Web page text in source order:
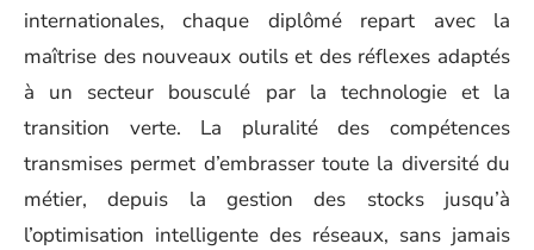
internationales, chaque diplômé repart avec la
maîtrise des nouveaux outils et des réflexes adaptés
à un secteur bousculé par la technologie et la
transition verte. La pluralité des compétences
transmises permet d’embrasser toute la diversité du
métier, depuis la gestion des stocks jusqu’à
l’optimisation intelligente des réseaux, sans jamais